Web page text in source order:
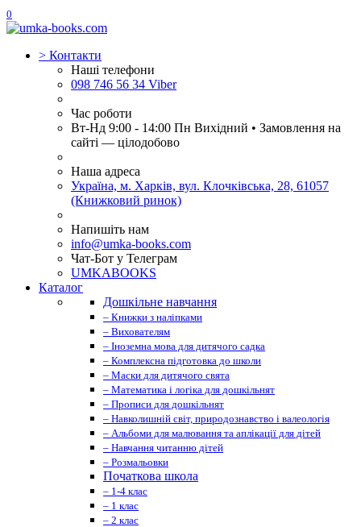
0
> Контакти
Наші телефони
098 746 56 34 Viber
Час роботи
Вт-Нд 9:00 - 14:00 Пн Вихідний • Замовлення на
сайті — цілодобово
Наша адреса
Україна, м. Харків, вул. Клочківська, 28, 61057
(Книжковий ринок)
Напишіть нам
info@umka-books.com
Чат-Бот у Телеграм
UMKABOOKS
Каталог
Дошкільне навчання
– Книжки з наліпками
– Вихователям
– Іноземна мова для дитячого садка
– Комплексна підготовка до школи
– Маски для дитячого свята
– Математика і логіка для дошкільнят
– Прописи для дошкільнят
– Навколишній світ, природознавство і валеологія
– Альбоми для малювання та аплікації для дітей
– Навчання читанню дітей
– Розмальовки
Початкова школа
– 1-4 клас
– 1 клас
– 2 клас